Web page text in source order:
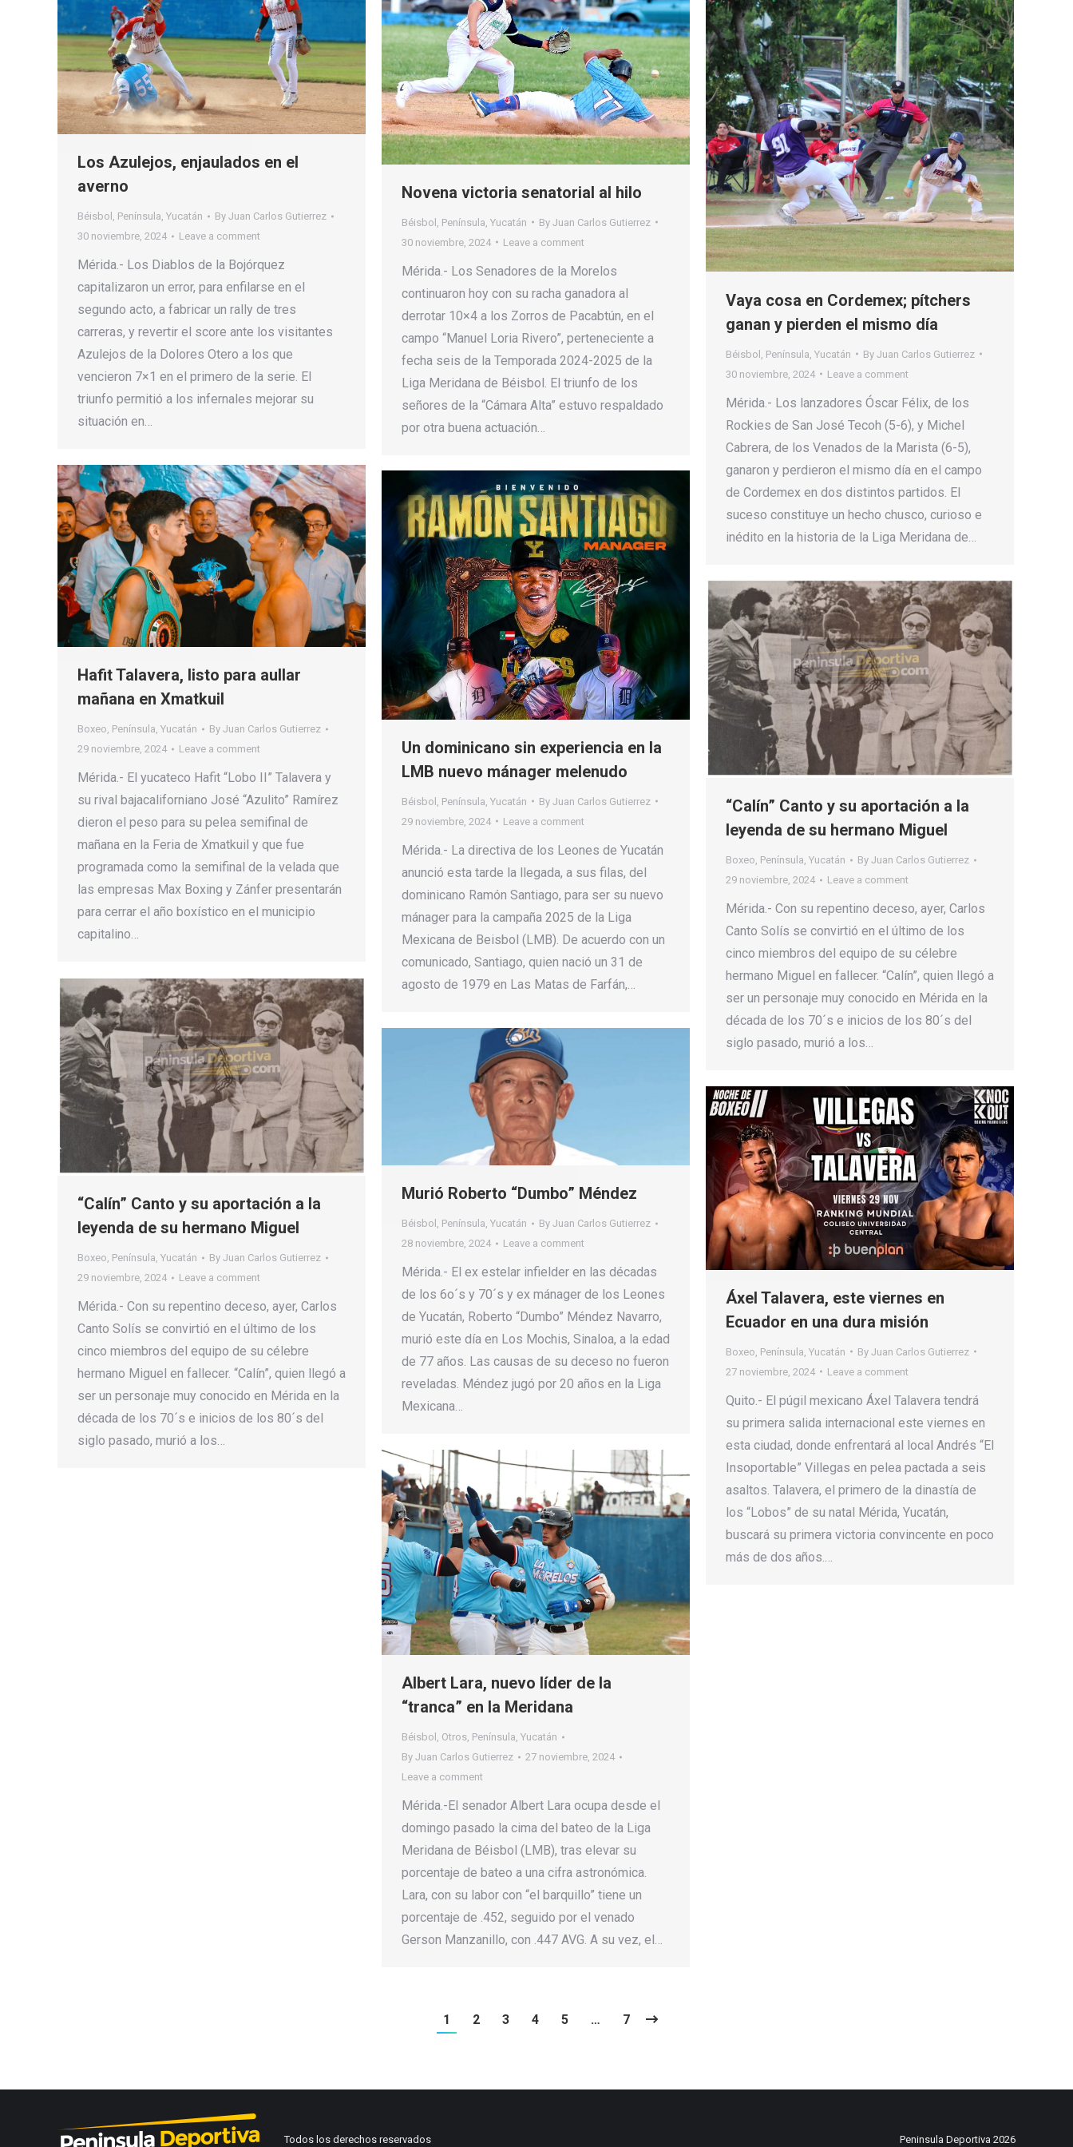
Los Azulejos, enjaulados en el
averno
Béisbol , Península, Yucatán By Juan Carlos Gutierrez
30 noviembre, 2024
Leave a comment
Mérida.- Los Diablos de la Bojórquez
capitalizaron un error, para enfilarse en el
segundo acto, a fabricar un rally de tres
carreras, y revertir el score ante los visitantes
Azulejos de la Dolores Otero a los que
vencieron 7×1 en el primero de la serie. El
triunfo permitió a los infernales mejorar su
situación en…
Novena victoria senatorial al hilo
Béisbol Península Yucatán By Juan Carlos Gutierrez
30 noviembre, 2024
Leave a comment
Mérida.- Los Senadores de la Morelos
continuaron hoy con su racha ganadora al
derrotar 10×4 a los Zorros de Pacabtún, en el
campo “Manuel Loria Rivero”, perteneciente a
fecha seis de la Temporada 2024-2025 de la
Liga Meridana de Béisbol. El triunfo de los
señores de la “Cámara Alta” estuvo respaldado
por otra buena actuación…
Vaya cosa en Cordemex; pítchers
ganan y pierden el mismo día
Béisbol Península Yucatán By Juan Carlos Gutierrez
30 noviembre, 2024
Leave a comment
Mérida.- Los lanzadores Óscar Félix, de los
Rockies de San José Tecoh (5-6), y Michel
Cabrera, de los Venados de la Marista (6-5),
ganaron y perdieron el mismo día en el campo
de Cordemex en dos distintos partidos. El
suceso constituye un hecho chusco, curioso e
inédito en la historia de la Liga Meridana de…
Hafit Talavera, listo para aullar
mañana en Xmatkuil
Boxeo, Península, Yucatán By Juan Carlos Gutierrez
29 noviembre, 2024
Leave a comment
Mérida.- El yucateco Hafit “Lobo II” Talavera y
su rival bajacaliforniano José “Azulito” Ramírez
dieron el peso para su pelea semifinal de
mañana en la Feria de Xmatkuil y que fue
programada como la semifinal de la velada que
las empresas Max Boxing y Zánfer presentarán
para cerrar el año boxístico en el municipio
capitalino…
Un dominicano sin experiencia en la
LMB nuevo mánager melenudo
Béisbol Península Yucatán By Juan Carlos Gutierrez
29 noviembre, 2024
Leave a comment
Mérida.- La directiva de los Leones de Yucatán
anunció esta tarde la llegada, a sus filas, del
dominicano Ramón Santiago, para ser su nuevo
mánager para la campaña 2025 de la Liga
Mexicana de Beisbol (LMB). De acuerdo con un
comunicado, Santiago, quien nació un 31 de
agosto de 1979 en Las Matas de Farfán,…
“Calín” Canto y su aportación a la
leyenda de su hermano Miguel
Boxeo, Península, Yucatán By Juan Carlos Gutierrez
29 noviembre, 2024
Leave a comment
Mérida.- Con su repentino deceso, ayer, Carlos
Canto Solís se convirtió en el último de los
cinco miembros del equipo de su célebre
hermano Miguel en fallecer. “Calín”, quien llegó a
ser un personaje muy conocido en Mérida en la
década de los 70´s e inicios de los 80´s del
siglo pasado, murió a los…
“Calín” Canto y su aportación a la
leyenda de su hermano Miguel
Boxeo, Península, Yucatán By Juan Carlos Gutierrez
29 noviembre, 2024
Leave a comment
Mérida.- Con su repentino deceso, ayer, Carlos
Canto Solís se convirtió en el último de los
cinco miembros del equipo de su célebre
hermano Miguel en fallecer. “Calín”, quien llegó a
ser un personaje muy conocido en Mérida en la
década de los 70´s e inicios de los 80´s del
siglo pasado, murió a los…
Murió Roberto “Dumbo” Méndez
Béisbol , Península, Yucatán By Juan Carlos Gutierrez
28 noviembre, 2024
Leave a comment
Mérida.- El ex estelar infielder en las décadas
de los 6o´s y 70´s y ex mánager de los Leones
de Yucatán, Roberto “Dumbo” Méndez Navarro,
murió este día en Los Mochis, Sinaloa, a la edad
de 77 años. Las causas de su deceso no fueron
reveladas. Méndez jugó por 20 años en la Liga
Mexicana…
Áxel Talavera, este viernes en
Ecuador en una dura misión
Boxeo Península Yucatán By Juan Carlos Gutierrez
27 noviembre, 2024
Leave a comment
Quito.- El púgil mexicano Áxel Talavera tendrá
su primera salida internacional este viernes en
esta ciudad, donde enfrentará al local Andrés “El
Insoportable” Villegas en pelea pactada a seis
asaltos. Talavera, el primero de la dinastía de
los “Lobos” de su natal Mérida, Yucatán,
buscará su primera victoria convincente en poco
más de dos años.…
Albert Lara, nuevo líder de la
“tranca” en la Meridana
Béisbol , Otros, Península, Yucatán
By Juan Carlos Gutierrez
27 noviembre, 2024
Leave a comment
Mérida.-El senador Albert Lara ocupa desde el
domingo pasado la cima del bateo de la Liga
Meridana de Béisbol (LMB), tras elevar su
porcentaje de bateo a una cifra astronómica.
Lara, con su labor con “el barquillo” tiene un
porcentaje de .452, seguido por el venado
Gerson Manzanillo, con .447 AVG. A su vez, el…
1 2 3 4 5 … 7
Todos los derechos reservados Peninsula Deportiva 2026